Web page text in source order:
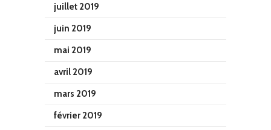
juillet 2019
juin 2019
mai 2019
avril 2019
mars 2019
février 2019